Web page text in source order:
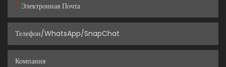
Электронная Почта
Телефон/WhatsApp/SnapChat
Компания